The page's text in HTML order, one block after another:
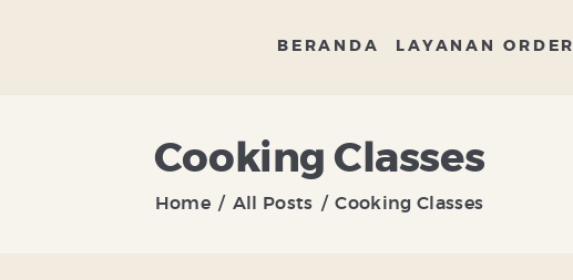
BERANDA LAYANAN ORDER
Cooking Classes
Home All Posts Cooking Classes
BANDENG
ARTIKEL DAN RESEP